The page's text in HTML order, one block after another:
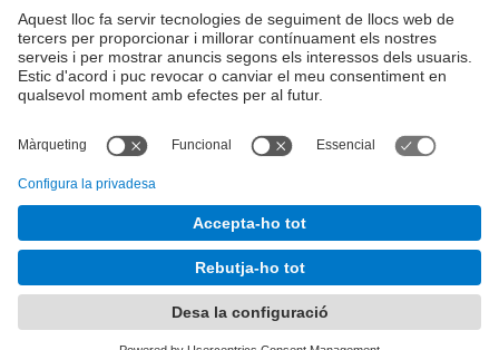
La recerca a la UPC
La transferència, l'emprenedoria i
la innovació a la UPC
Foment i suport a la recerca
transferència, l'emprenedoria i la
Serveis per a empreses
UPCshop, marxandatge
Sala de premsa
Seguretat i salut
Autoprotecció i emergències
© UPC Universitat Politècnica de Catalunya - BarcelonaTech
Accessibilitat
Configuració de privadesa